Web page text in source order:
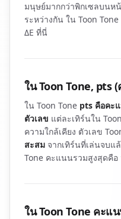
มนุษย์มากกว่าพิกเซลบนห
ระหว่างกัน ใน Toon
ΔE ที่นี่
ใน Toon Tone, pts
ใน Toon Tone pts คือคะ
ตัวเลข แต่ละเทิร์นใน
ความใกล้เคียง ตัวเลข
สะสม จากเทิร์นที่เล่นจบแ
Tone คะแนนรวมสูงสุดคือ
ใน Toon Tone คะแ